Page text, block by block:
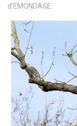
d’EMONDAGE.